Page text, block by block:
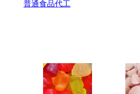
普通食品代工